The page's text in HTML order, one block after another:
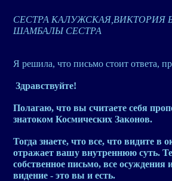
СЕСТРА КАЛУЖСКАЯ,ВИКТОРИЯ
ШАМБАЛЫ СЕСТРА
Я решила, что письмо стоит ответа,
Здравствуйте!
Полагаю, что вы считаете себя
знатоком Космических Законов.
Тогда знаете, что все, что видите
отражает вашу внутреннюю суть.
собственное письмо, все осуждения
видение - это вы и есть.